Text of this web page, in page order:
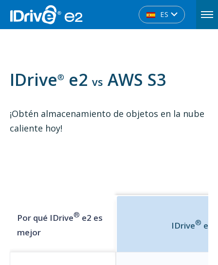
ES
IDrive® e2 vs AWS S3
¡Obtén almacenamiento de objetos en la nube
caliente hoy!
Por qué IDrive® e2 es
mejor
IDrive® e2